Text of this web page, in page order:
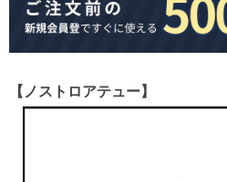
【ノストロアテュー】